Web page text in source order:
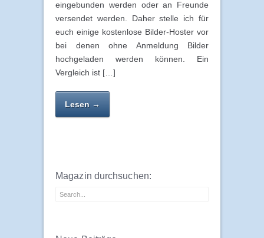
eingebunden werden oder an Freunde
versendet werden. Daher stelle ich für
euch einige kostenlose Bilder-Hoster vor
bei denen ohne Anmeldung Bilder
hochgeladen werden können. Ein
Vergleich ist […]
Lesen →
Magazin durchsuchen: